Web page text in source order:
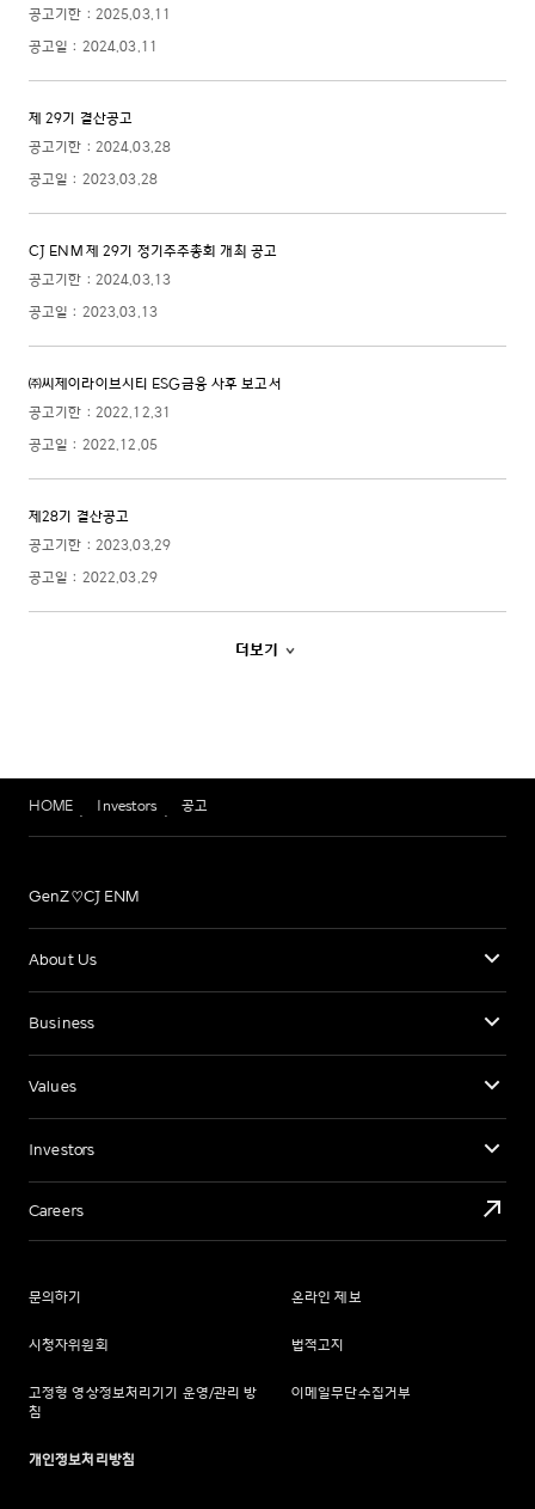
HOME Investors 공고
GenZ♡CJ ENM
About Us
Business
Values
Investors
Careers
문의하기 온라인 제보
시청자위원회 법적고지
고정형 영상정보처리기기 운영/관리 방
침
이메일무단수집거부
개인정보처리방침